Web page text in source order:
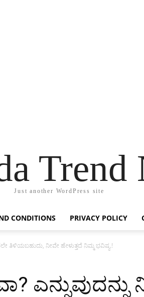
Trend
Just another WordPress site
CONDITIONS PRIVACY POLICY
ತಿಳಿಯಬಹುದು, ನೀವೇ ಹೇಳುತ್ತದೆ ನಿಮ್ಮ ಭವಿಷ್ಯ.!